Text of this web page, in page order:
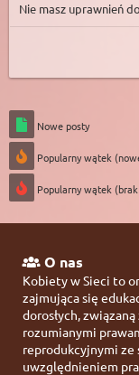
Nie masz uprawnień
Nowe posty
Popularny wątek
Popularny wątek
O nas
Kobiety w Sieci to
zajmująca się
dorosłych,
rozumianymi
reprodukcyjnymi ze
uwzględnieniem